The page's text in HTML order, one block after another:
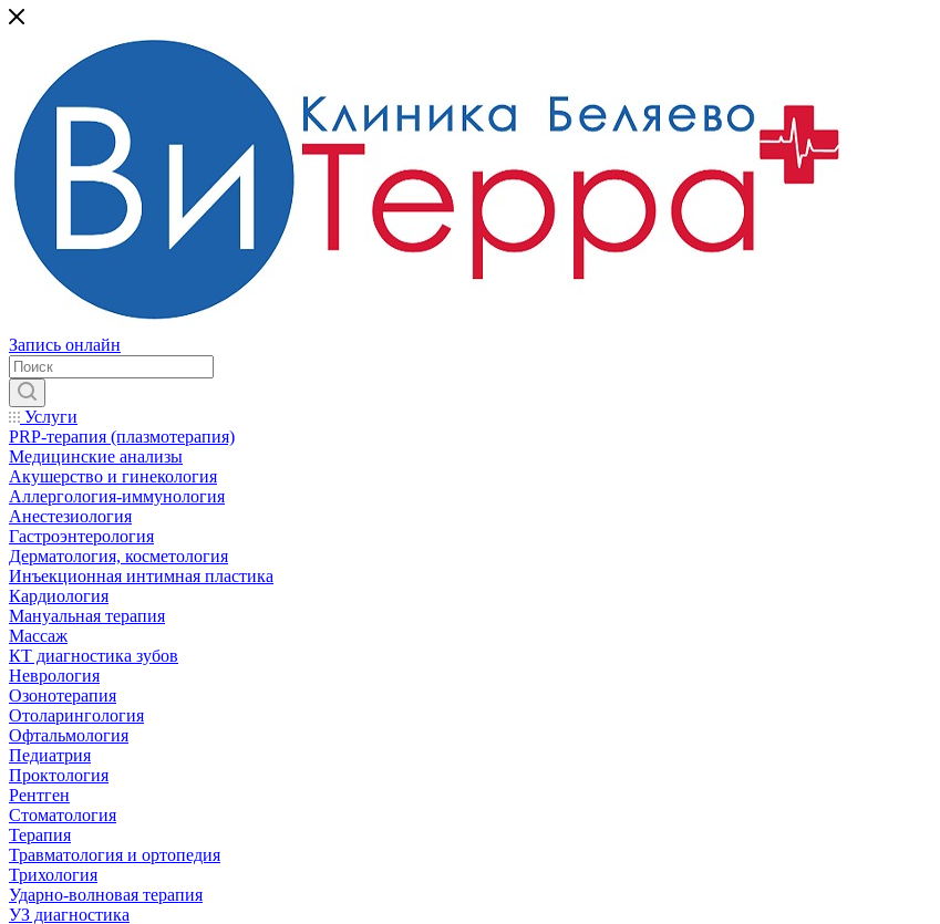
Запись онлайн
Услуги
PRP-терапия (плазмотерапия)
Медицинские анализы
Акушерство и гинекология
Аллергология-иммунология
Анестезиология
Гастроэнтерология
Дерматология, косметология
Инъекционная интимная пластика
Кардиология
Мануальная терапия
Массаж
КТ диагностика зубов
Неврология
Озонотерапия
Отоларингология
Офтальмология
Педиатрия
Проктология
Рентген
Стоматология
Терапия
Травматология и ортопедия
Трихология
Ударно-волновая терапия
УЗ диагностика